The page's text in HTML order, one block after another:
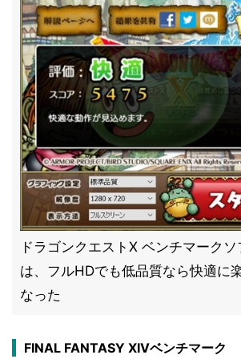
ドラゴンクエストX ベンチマーク
は、フルHDでも低品質なら快適に
なった
FINAL FANTASY XIVベンチマーク